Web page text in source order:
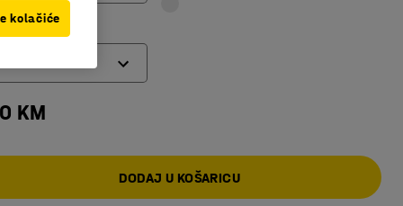
KM
DODAJ U KOŠARICU
kolačiće